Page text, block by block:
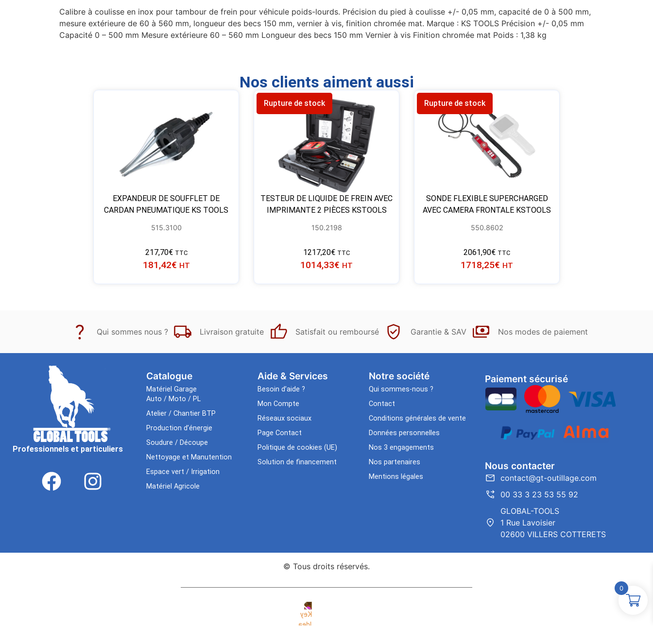
Calibre à coulisse en inox pour tambour de frein pour véhicule poids-lourds. Précision du pied à coulisse +/- 0,05 mm, capacité de 0 à 500 mm,
mesure extérieure de 60 à 560 mm, longueur des becs 150 mm, vernier à vis, finition chromée mat. Marque : KS TOOLS Précision +/- 0,05 mm
Capacité 0 – 500 mm Mesure extérieure 60 – 560 mm Longueur des becs 150 mm Vernier à vis Finition chromée mat Poids : 1,38 kg
Nos clients aiment aussi
EXPANDEUR DE SOUFFLET DE
CARDAN PNEUMATIQUE KS TOOLS
515.3100
217,70€ TTC
181,42€ HT
Rupture de stock
TESTEUR DE LIQUIDE DE FREIN AVEC
IMPRIMANTE 2 PIÈCES KSTOOLS
150.2198
1217,20€ TTC
1014,33€ HT
Rupture de stock
SONDE FLEXIBLE SUPERCHARGED
AVEC CAMERA FRONTALE KSTOOLS
550.8602
2061,90€ TTC
1718,25€ HT
Qui sommes nous ? Livraison gratuite Satisfait ou remboursé Garantie & SAV Nos modes de paiement
Professionnels et particuliers
Catalogue
Matériel Garage
Auto / Moto / PL
Atelier / Chantier BTP
Production d’énergie
Soudure / Découpe
Nettoyage et Manutention
Espace vert / Irrigation
Matériel Agricole
Aide & Services​
Besoin d’aide ?
Mon Compte
Réseaux sociaux
Page Contact
Politique de cookies (UE)
Solution de financement
Notre société
Qui sommes-nous ?
Contact
Conditions générales de vente
Données personnelles
Nos 3 engagements
Nos partenaires
Mentions légales
Paiement sécurisé
Nous contacter
contact@gt-outillage.com
00 33 3 23 53 55 92
GLOBAL-TOOLS
1 Rue Lavoisier
02600 VILLERS COTTERETS
© Tous droits réservés.
0